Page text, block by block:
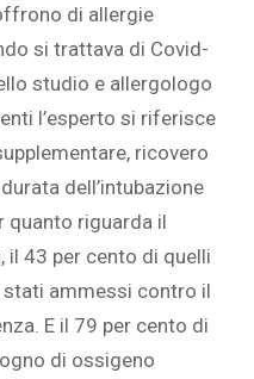
di allergie
si trattava di Covid-
studio e allergologo
l’esperto si riferisce
ricovero
dell’intubazione
quanto riguarda il
il 43 per cento di quelli
ammessi contro il
E il 79 per cento di
di ossigeno